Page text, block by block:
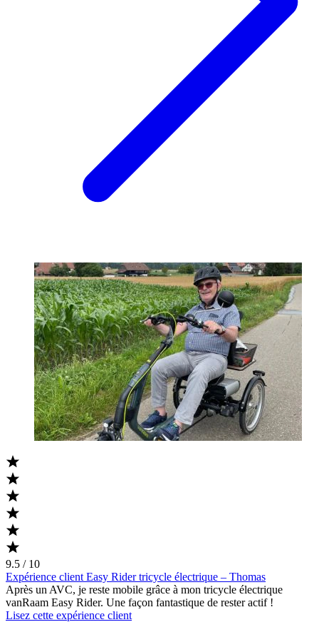
9.5 / 10
Expérience client Easy Rider tricycle électrique – Thomas
Après un AVC, je reste mobile grâce à mon tricycle électrique
vanRaam Easy Rider. Une façon fantastique de rester actif !
Lisez cette expérience client